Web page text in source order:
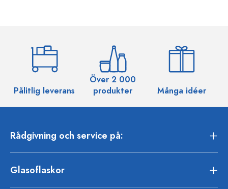
Pålitlig leverans
Över 2 000
produkter
Många idéer
Rådgivning och service på:
Glasoflaskor